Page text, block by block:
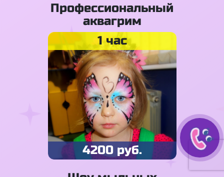
Профессиональный
аквагрим
1 час
4200 руб.